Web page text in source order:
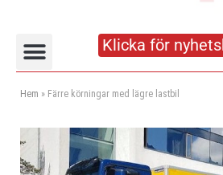
Klicka för
Hem » Färre körningar med lägre lastbil